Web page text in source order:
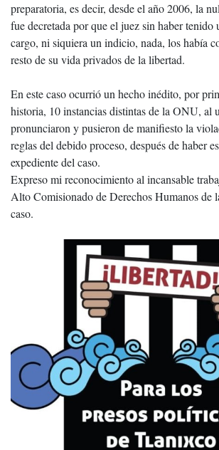
preparatoria, es decir, desde el año 2006, la
fue decretada por que el juez sin haber tenido
cargo, ni siquiera un indicio, nada, los había
resto de su vida privados de la libertad.
En este caso ocurrió un hecho inédito, por
historia, 10 instancias distintas de la ONU, al
pronunciaron y pusieron de manifiesto la
reglas del debido proceso, después de haber
expediente del caso.
Expreso mi reconocimiento al incansable
Alto Comisionado de Derechos Humanos de
caso.